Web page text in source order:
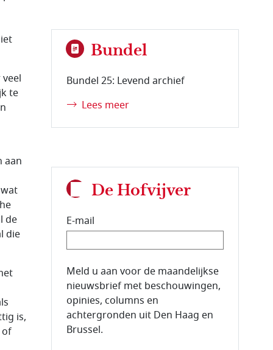
te
aan
de
die
is,
of
Bundel
Bundel 25: Levend archief
Lees meer
De Hofvijver
E-mail
E-mailadres van de abonnee.
Meld u aan voor de maandelijkse
nieuwsbrief met beschouwingen,
opinies, columns en
achtergronden uit Den Haag en
Brussel.